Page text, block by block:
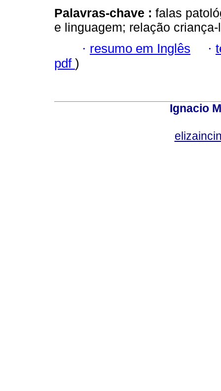
Palavras-chave : falas
e linguagem; relação
· resumo em Inglês ·
pdf )
Ignacio